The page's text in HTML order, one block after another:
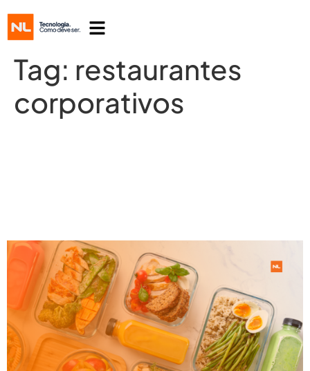
Tag: restaurantes
corporativos